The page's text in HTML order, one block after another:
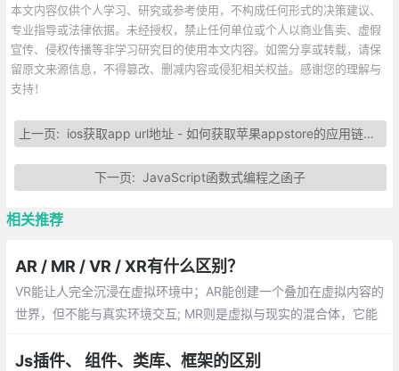
本文内容仅供个人学习、研究或参考使用，不构成任何形式的决策建议、
专业指导或法律依据。未经授权，禁止任何单位或个人以商业售卖、虚假
宣传、侵权传播等非学习研究目的使用本文内容。如需分享或转载，请保
留原文来源信息，不得篡改、删减内容或侵犯相关权益。感谢您的理解与
支持！
上一页: ios获取app url地址 - 如何获取苹果appstore的应用链接？
下一页:JavaScript函数式编程之函子
相关推荐
AR / MR / VR / XR有什么区别？
VR能让人完全沉浸在虚拟环境中；AR能创建一个叠加在虚拟内容的
世界，但不能与真实环境交互; MR则是虚拟与现实的混合体，它能
“现实”（AR，VR，MR）的术语。
Js插件、 组件、类库、框架的区别